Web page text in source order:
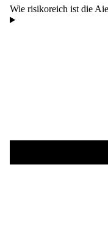
Wie risikoreich ist die